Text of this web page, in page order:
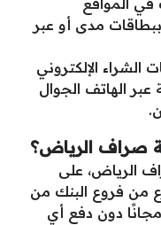
في المواقع
ببطاقات مدى أو عبر
الشراء الإلكتروني
عبر الهاتف الجوال
صراف الرياض؟
الرياض، على
من فروع البنك من
دون دفع أي